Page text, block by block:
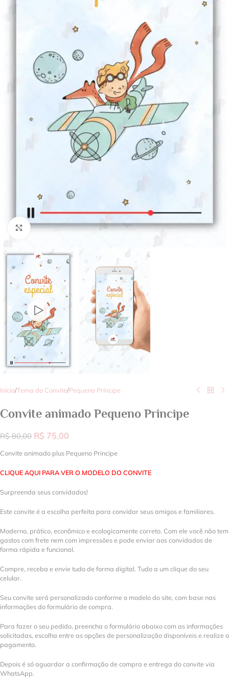
Clique para ampliar
Início/Tema do Convite/Pequeno Príncipe
Convite animado Pequeno Principe
R$80,00 R$ 75,00
Convite animado plus Pequeno Principe
CLIQUE AQUI PARA VER O MODELO DO CONVITE
Surpreenda seus convidados!
Este convite é a escolha perfeita para convidar seus amigos e familiares.
Moderno, prático, econômico e ecologicamente correto. Com ele você não tem
gastos com frete nem com impressões e pode enviar aos convidados de
forma rápida e funcional.
Compre, receba e envie tudo de forma digital. Tudo a um clique do seu
celular.
Seu convite será personalizado conforme o modelo do site, com base nas
informações do formulário de compra.
Para fazer o seu pedido, preencha o formulário abaixo com as informações
solicitadas, escolha entre as opções de personalização disponíveis e realize o
pagamento.
Depois é só aguardar a confirmação de compra e entrega do convite via
WhatsApp.